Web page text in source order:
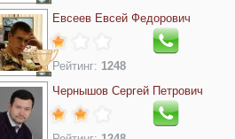
Евсеев Евсей Федорович
Рейтинг: 1248
Чернышов Сергей Петрович